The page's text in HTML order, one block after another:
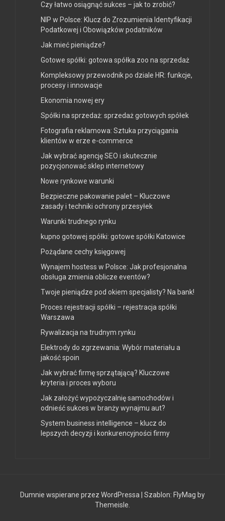
Czy łatwo osiągnąć sukces – jak to zrobić?
NIP w Polsce: Klucz do Zrozumienia Identyfikacji
Podatkowej i Obowiązków podatników
Jak mieć pieniądze?
Gotowe spółki: gotowa spółka zoo na sprzedaż
Kompleksowy przewodnik po dziale HR: funkcje,
procesy i innowacje
Ekonomia nowej ery
Spółki na sprzedaż: sprzedaż gotowych spółek
Fotografia reklamowa: Sztuka przyciągania
klientów w erze e-commerce
Jak wybrać agencję SEO i skutecznie
pozycjonować sklep internetowy
Nowe rynkowe warunki
Bezpieczne pakowanie palet – Kluczowe
zasady i techniki ochrony przesyłek
Warunki trudnego rynku
kupno gotowej spółki: gotowe spółki Katowice
Pożądane cechy księgowej
Wynajem hostess w Polsce: Jak profesjonalna
obsługa zmienia oblicze eventów?
Twoje pieniądze pod okiem specjalisty? Na bank!
Proces rejestracji spółki – rejestracja spółki
Warszawa
Rywalizacja na trudnym rynku
Elektrody do zgrzewania: Wybór materiału a
jakość spoin
Jak wybrać firmę sprzątającą? Kluczowe
kryteria i proces wyboru
Jak założyć wypożyczalnię samochodów i
odnieść sukces w branży wynajmu aut?
System business intelligence – klucz do
lepszych decyzji i konkurencyjności firmy
Dumnie wspierane przez WordPressa Szablon: FlyMag by
Themeisle.